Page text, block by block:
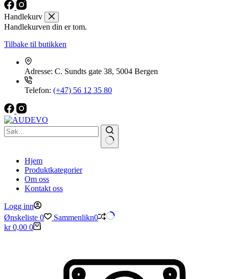
Handlekurv
Handlekurven din er tom.
Tilbake til butikken
Adresse: C. Sundts gate 38, 5004 Bergen
Telefon: (+47) 56 12 35 80
Hjem
Produktkategorier
Om oss
Kontakt oss
Logg inn
Ønskeliste 0 Sammenlikn0
Handlekurv
kr0,00 0